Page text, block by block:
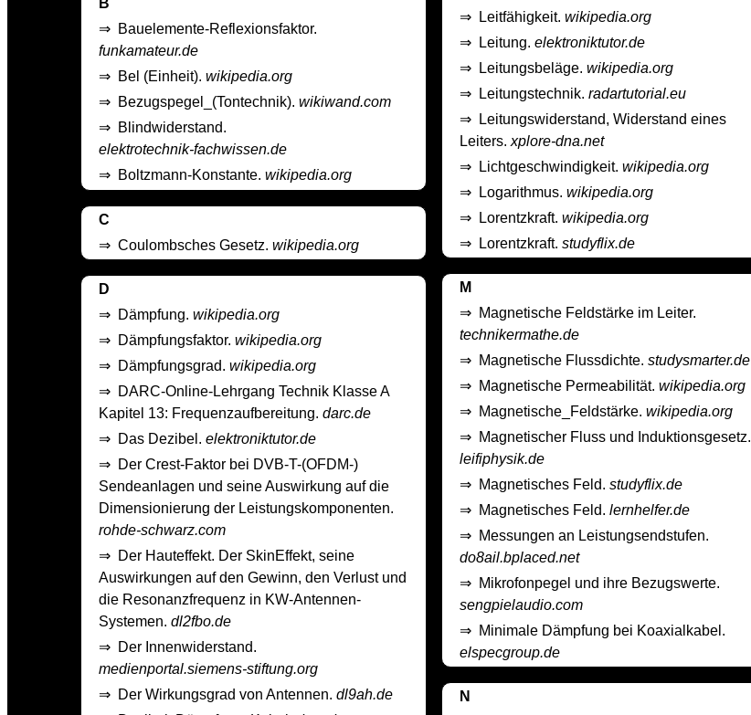
B
⇒ Bauelemente-Reflexionsfaktor.
funkamateur.de
⇒ Bel (Einheit). wikipedia.org
⇒ Bezugspegel_(Tontechnik). wikiwand.com
⇒ Blindwiderstand.
elektrotechnik-fachwissen.de
⇒ Boltzmann-Konstante. wikipedia.org
C
⇒ Coulombsches Gesetz. wikipedia.org
D
⇒ Dämpfung. wikipedia.org
⇒ Dämpfungsfaktor. wikipedia.org
⇒ Dämpfungsgrad. wikipedia.org
⇒ DARC-Online-Lehrgang Technik Klasse A
Kapitel 13: Frequenzaufbereitung. darc.de
⇒ Das Dezibel. elektroniktutor.de
⇒ Der Crest-Faktor bei DVB-T-(OFDM-)
Sendeanlagen und seine Auswirkung auf die
Dimensionierung der Leistungskomponenten.
rohde-schwarz.com
⇒ Der Hauteffekt. Der Skin­Effekt, seine
Auswirkungen auf den Gewinn, den Verlust und
die Resonanzfrequenz in KW­-Antennen­-
Systemen. dl2fbo.de
⇒ Der Innenwiderstand.
medienportal.siemens-stiftung.org
⇒ Der Wirkungsgrad von Antennen. dl9ah.de
⇒
Leitfähigkeit. wikipedia.org
⇒
Leitung. elektroniktutor.de
⇒
Leitungsbeläge. wikipedia.org
⇒
Leitungstechnik. radartutorial.eu
⇒
Leitungswiderstand, Widerstand eines
Leiters. xplore-dna.net
⇒
Lichtgeschwindigkeit. wikipedia.org
⇒
Logarithmus. wikipedia.org
⇒
Lorentzkraft. wikipedia.org
⇒
Lorentzkraft. studyflix.de
M
⇒ Magnetische Feldstärke im Leiter.
technikermathe.de
⇒ Magnetische Flussdichte. studysmarter.de
⇒ Magnetische Permeabilität. wikipedia.org
⇒ Magnetische_Feldstärke. wikipedia.org
⇒ Magnetischer Fluss und Induktionsgesetz.
leifiphysik.de
⇒ Magnetisches Feld. studyflix.de
⇒ Magnetisches Feld. lernhelfer.de
⇒ Messungen an Leistungsendstufen.
do8ail.bplaced.net
⇒ Mikrofonpegel und ihre Bezugswerte.
sengpielaudio.com
⇒ Minimale Dämpfung bei Koaxialkabel.
elspecgroup.de
N